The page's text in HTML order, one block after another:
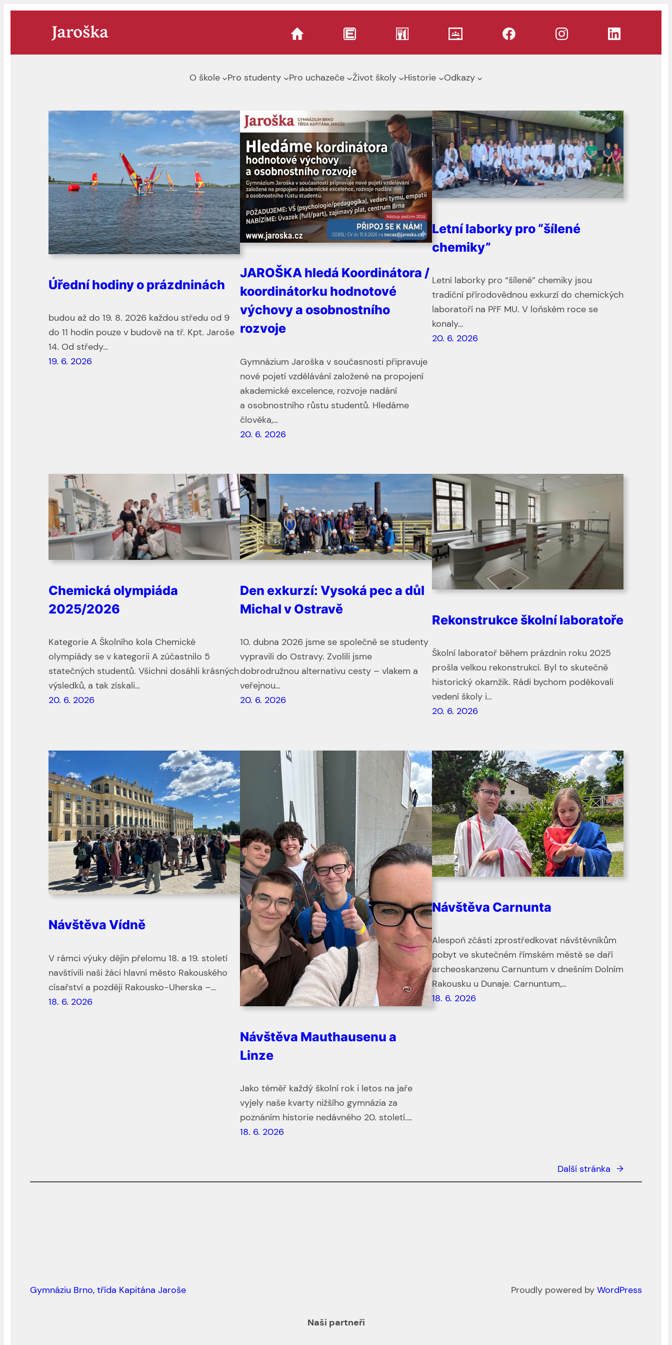
O škole Pro studenty Pro uchazeče Život školy Historie Odkazy
Úřední hodiny o prázdninách
budou až do 19. 8. 2026 každou středu od 9
do 11 hodin pouze v budově na tř. Kpt. Jaroše
14. Od středy…
19. 6. 2026
JAROŠKA hledá Koordinátora /
koordinátorku hodnotové
výchovy a osobnostního
rozvoje
Gymnázium Jaroška v současnosti připravuje
nové pojetí vzdělávání založené na propojení
akademické excelence, rozvoje nadání
a osobnostního růstu studentů. Hledáme
člověka,…
20. 6. 2026
Letní laborky pro “šílené
chemiky”
Letní laborky pro “šílené” chemiky jsou
tradiční přírodovědnou exkurzí do chemických
laboratoří na PřF MU. V loňském roce se
konaly…
20. 6. 2026
Chemická olympiáda
2025/2026
Kategorie A Školního kola Chemické
olympiády se v kategorii A zúčastnilo 5
statečných studentů. Všichni dosáhli krásných
výsledků, a tak získali…
20. 6. 2026
Den exkurzí: Vysoká pec a důl
Michal v Ostravě
10. dubna 2026 jsme se společně se studenty
vypravili do Ostravy. Zvolili jsme
dobrodružnou alternativu cesty – vlakem a
veřejnou…
20. 6. 2026
Rekonstrukce školní laboratoře
Školní laboratoř během prázdnin roku 2025
prošla velkou rekonstrukcí. Byl to skutečně
historický okamžik. Rádi bychom poděkovali
vedení školy i…
20. 6. 2026
Návštěva Vídně
V rámci výuky dějin přelomu 18. a 19. století
navštívili naši žáci hlavní město Rakouského
císařství a později Rakousko-Uherska –…
18. 6. 2026
Návštěva Mauthausenu a
Linze
Jako téměř každý školní rok i letos na jaře
vyjely naše kvarty nižšího gymnázia za
poznáním historie nedávného 20. století.…
18. 6. 2026
Návštěva Carnunta
Alespoň zčásti zprostředkovat návštěvníkům
pobyt ve skutečném římském městě se daří
archeoskanzenu Carnuntum v dnešním Dolním
Rakousku u Dunaje. Carnuntum,…
18. 6. 2026
Další stránka →
Gymnáziu Brno, třída Kapitána Jaroše Proudly powered by WordPress
Naši partneři